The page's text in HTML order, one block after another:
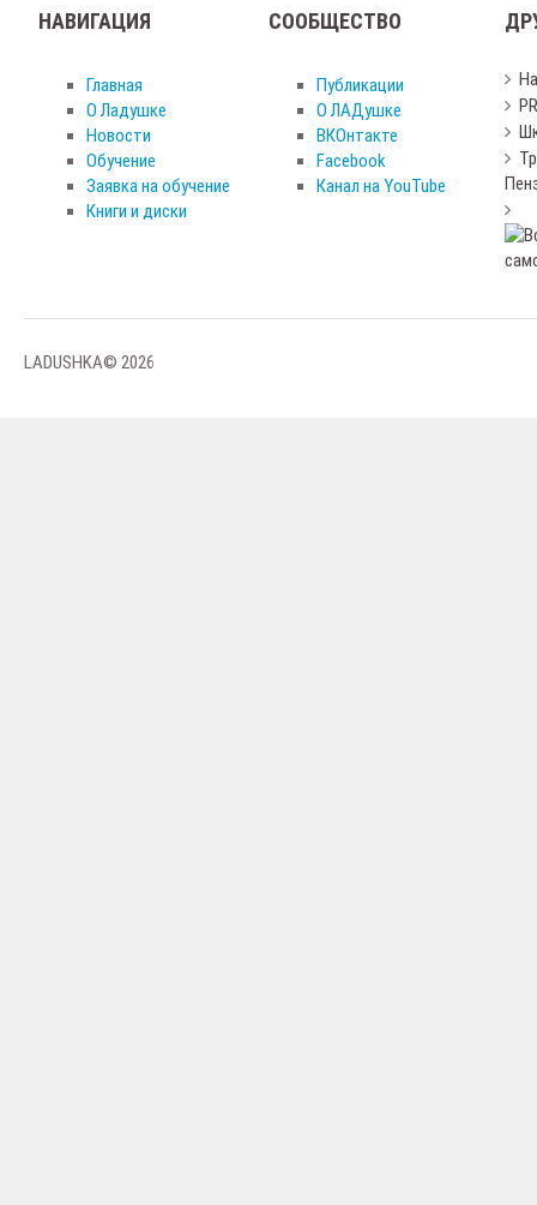
НАВИГАЦИЯ
Главная
О Ладушке
Новости
Обучение
Заявка на обучение
Книги и диски
СООБЩЕСТВО
Публикации
О ЛАДушке
ВКОнтакте
Facebook
Канал на YouTube
LADUSHKA© 2026